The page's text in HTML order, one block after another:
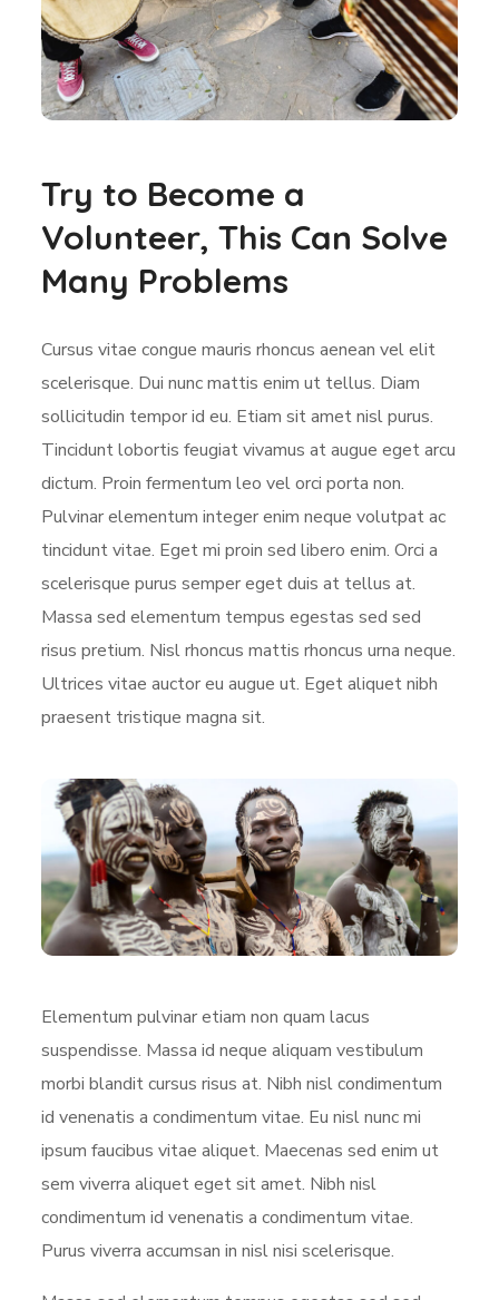
Try to Become a
Volunteer, This Can Solve
Many Problems
Cursus vitae congue mauris rhoncus aenean vel elit
scelerisque. Dui nunc mattis enim ut tellus. Diam
sollicitudin tempor id eu. Etiam sit amet nisl purus.
Tincidunt lobortis feugiat vivamus at augue eget arcu
dictum. Proin fermentum leo vel orci porta non.
Pulvinar elementum integer enim neque volutpat ac
tincidunt vitae. Eget mi proin sed libero enim. Orci a
scelerisque purus semper eget duis at tellus at.
Massa sed elementum tempus egestas sed sed
risus pretium. Nisl rhoncus mattis rhoncus urna neque.
Ultrices vitae auctor eu augue ut. Eget aliquet nibh
praesent tristique magna sit.
Elementum pulvinar etiam non quam lacus
suspendisse. Massa id neque aliquam vestibulum
morbi blandit cursus risus at. Nibh nisl condimentum
id venenatis a condimentum vitae. Eu nisl nunc mi
ipsum faucibus vitae aliquet. Maecenas sed enim ut
sem viverra aliquet eget sit amet. Nibh nisl
condimentum id venenatis a condimentum vitae.
Purus viverra accumsan in nisl nisi scelerisque.